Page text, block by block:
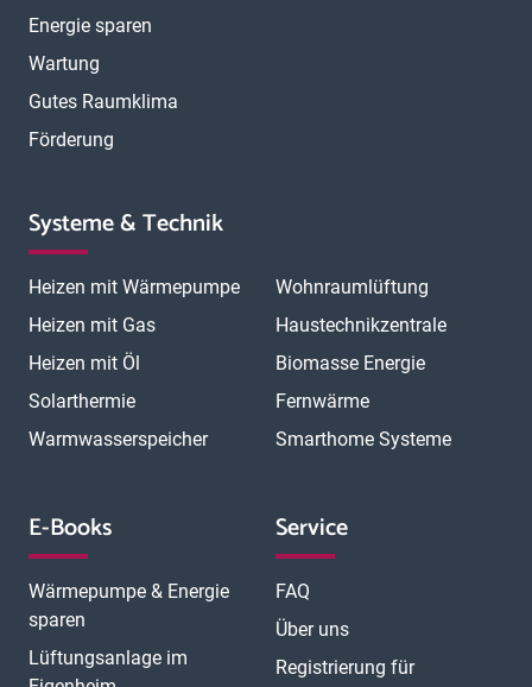
Energie sparen
Wartung
Gutes Raumklima
Förderung
Systeme & Technik
Heizen mit Wärmepumpe
Heizen mit Gas
Heizen mit Öl
Solarthermie
Warmwasserspeicher
Wohnraumlüftung
Haustechnikzentrale
Biomasse Energie
Fernwärme
Smarthome Systeme
E-Books
Wärmepumpe & Energie
sparen
Lüftungsanlage im
Service
FAQ
Über uns
Registrierung für